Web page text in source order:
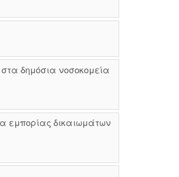
δημόσια νοσοκομεία
εμπορίας δικαιωμάτων